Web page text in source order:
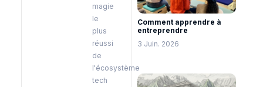
magie
le
plus
réussi
de
l'écosystème
tech
Comment apprendre à
entreprendre
3 Juin. 2026